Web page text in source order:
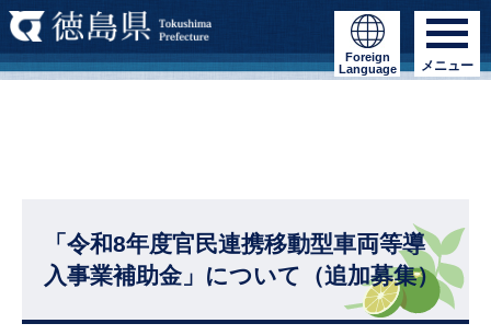
Foreign
Language
メニュー
「令和8年度官民連携移動型車両等導
入事業補助金」について（追加募集）